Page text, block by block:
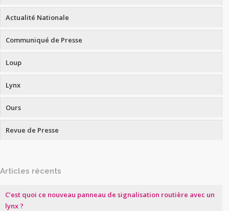
Actualité Nationale
Communiqué de Presse
Loup
Lynx
Ours
Revue de Presse
Articles récents
C’est quoi ce nouveau panneau de signalisation routière avec un
lynx ?